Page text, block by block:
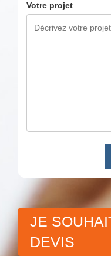
Votre projet
JE
DEVIS